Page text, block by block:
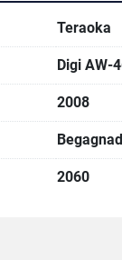
Teraoka
Digi AW-
2008
Begagnad
2060